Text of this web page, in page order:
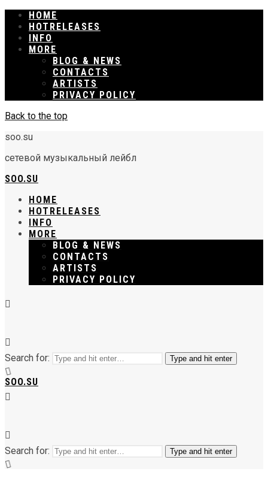
HOME
RELEASES
INFO
MORE
BLOG & NEWS
CONTACTS
ARTISTS
PRIVACY POLICY
Back to the top
soo.su
сетевой музыкальный лейбл
SOO.SU
HOME
RELEASES
INFO
MORE
BLOG & NEWS
CONTACTS
ARTISTS
PRIVACY POLICY
Search for: Type and hit enter
SOO.SU
Search for: Type and hit enter